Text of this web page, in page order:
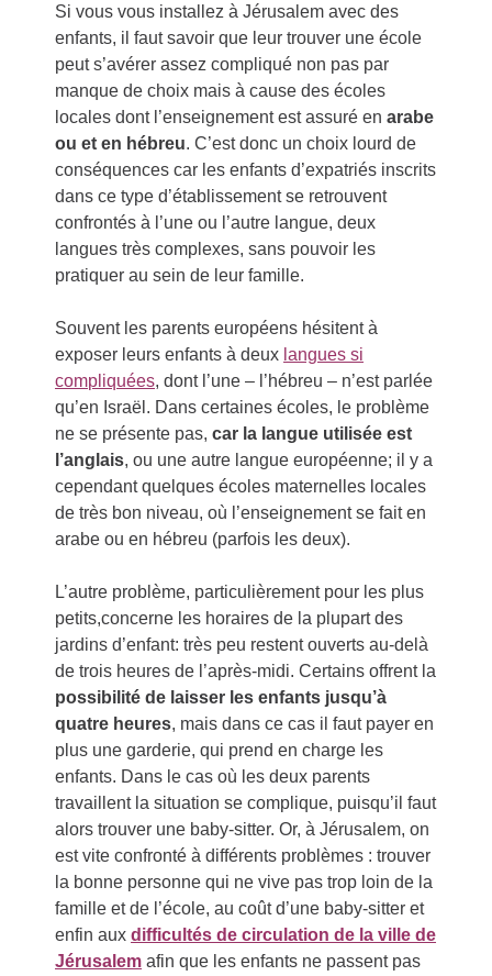
Si vous vous installez à Jérusalem avec des
enfants, il faut savoir que leur trouver une école
peut s’avérer assez compliqué non pas par
manque de choix mais à cause des écoles
locales dont l’enseignement est assuré enarabe
ou et en hébreu. C’est donc un choix lourd de
conséquences car les enfants d’expatriés inscrits
dans ce type d’établissement se retrouvent
confrontés à l’une ou l’autre langue, deux
langues très complexes, sans pouvoir les
pratiquer au sein de leur famille.
Souvent les parents européens hésitent à
exposer leurs enfants à deux langues si
compliquées, dont l’une – l’hébreu – n’est parlée
qu’en Israël. Dans certaines écoles, le problème
ne se présente pas,car la langue utilisée est
l’anglais, ou une autre langue européenne; il y a
cependant quelques écoles maternelles locales
de très bon niveau, où l’enseignement se fait en
arabe ou en hébreu (parfois les deux).
L’autre problème, particulièrement pour les plus
petits,concerne les horaires de la plupart des
jardins d’enfant: très peu restent ouverts au-delà
de trois heures de l’après-midi. Certains offrent la
possibilité de laisser les enfants jusqu’à
quatre heures, mais dans ce cas il faut payer en
plus une garderie, qui prend en charge les
enfants. Dans le cas où les deux parents
travaillent la situation se complique, puisqu’il faut
alors trouver une baby-sitter. Or, à Jérusalem, on
est vite confronté à différents problèmes : trouver
la bonne personne qui ne vive pas trop loin de la
famille et de l’école, au coût d’une baby-sitter et
enfin auxdifficultés de circulation de la ville de
Jérusalem afin que les enfants ne passent pas